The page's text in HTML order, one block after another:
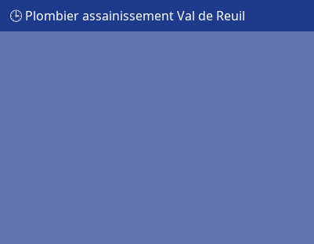
🕒 Plombier assainissement Val de Reuil